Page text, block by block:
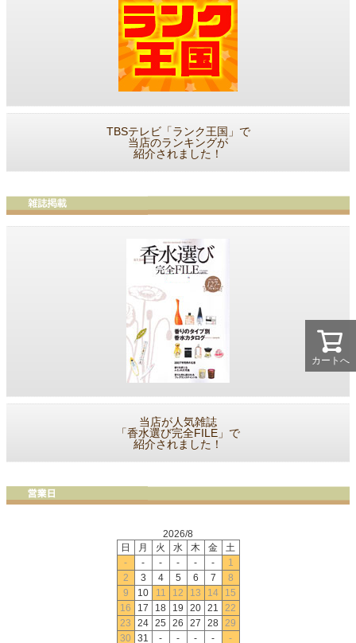
カートへ
TBSテレビ「ランク王国」で
当店のランキングが
紹介されました！
当店が人気雑誌
「香水選び完全FILE」で
紹介されました！
2026/8
日
月 火 水 木 金
土
-
- - - - -
1
2
3 4 5 6 7
8
9
10 11 12 13 14
15
16
17 18 19 20 21
22
23
24 25 26 27 28 29
30
31 - - - - -